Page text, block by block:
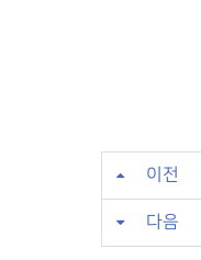
이전
다음